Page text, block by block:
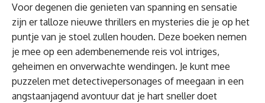
Voor degenen die genieten van spanning en sensatie
zijn er talloze nieuwe thrillers en mysteries die je op het
puntje van je stoel zullen houden. Deze boeken nemen
je mee op een adembenemende reis vol intriges,
geheimen en onverwachte wendingen. Je kunt mee
puzzelen met detectivepersonages of meegaan in een
angstaanjagend avontuur dat je hart sneller doet